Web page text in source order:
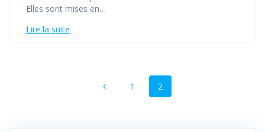
Elles sont mises en…
Lire la suite
Page
1 Page
2